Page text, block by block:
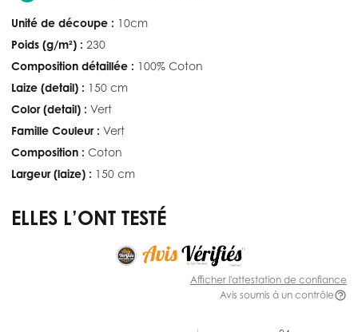
Unité de découpe : 10cm
Poids (g/m²) : 230
Composition détaillée : 100% Coton
Laize (detail) : 150 cm
Color (detail) : Vert
Famille Couleur : Vert
Composition : Coton
Largeur (laize) : 150 cm
ELLES L’ONT TESTÉ
Afficher l'attestation de confiance
Avis soumis à un contrôle